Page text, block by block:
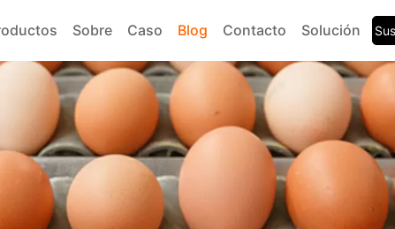
Sobre Caso Blog Contacto Solución